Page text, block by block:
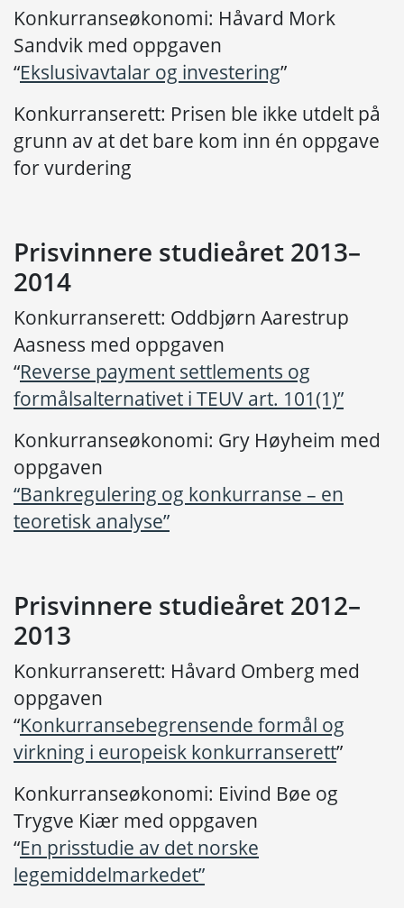
Konkurranseøkonomi: Håvard Mork
Sandvik med oppgaven
“Ekslusivavtalar og investering”
Konkurranserett: Prisen ble ikke utdelt på
grunn av at det bare kom inn én oppgave
for vurdering
Prisvinnere studieåret 2013–
2014
Konkurranserett: Oddbjørn Aarestrup
Aasness med oppgaven
“Reverse payment settlements og
formålsalternativet i TEUV art. 101(1)”
Konkurranseøkonomi: Gry Høyheim med
oppgaven
“Bankregulering og konkurranse – en
teoretisk analyse”
Prisvinnere studieåret 2012–
2013
Konkurranserett: Håvard Omberg med
oppgaven
“Konkurransebegrensende formål og
virkning i europeisk konkurranserett”
Konkurranseøkonomi: Eivind Bøe og
Trygve Kiær med oppgaven
“En prisstudie av det norske
legemiddelmarkedet”